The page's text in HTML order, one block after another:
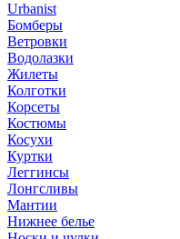
Urbanist
Бомберы
Ветровки
Водолазки
Жилеты
Колготки
Корсеты
Костюмы
Косухи
Куртки
Леггинсы
Лонгсливы
Мантии
Нижнее белье